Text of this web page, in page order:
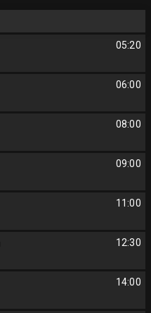
05:20
06:00
08:00
09:00
11:00
12:30
14:00